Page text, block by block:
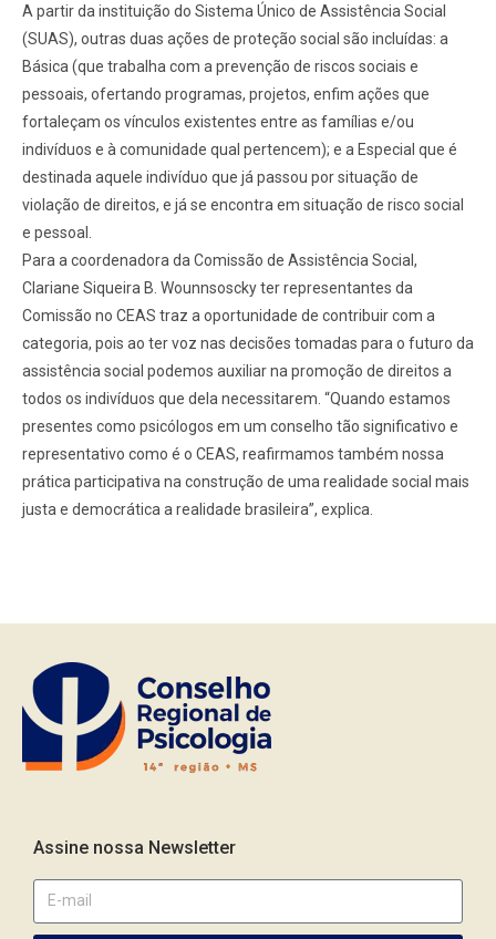
A partir da instituição do Sistema Único de Assistência Social
(SUAS), outras duas ações de proteção social são incluídas: a
Básica (que trabalha com a prevenção de riscos sociais e
pessoais, ofertando programas, projetos, enfim ações que
fortaleçam os vínculos existentes entre as famílias e/ou
indivíduos e à comunidade qual pertencem); e a Especial que é
destinada aquele indivíduo que já passou por situação de
violação de direitos, e já se encontra em situação de risco social
e pessoal.
Para a coordenadora da Comissão de Assistência Social,
Clariane Siqueira B. Wounnsoscky ter representantes da
Comissão no CEAS traz a oportunidade de contribuir com a
categoria, pois ao ter voz nas decisões tomadas para o futuro da
assistência social podemos auxiliar na promoção de direitos a
todos os indivíduos que dela necessitarem. “Quando estamos
presentes como psicólogos em um conselho tão significativo e
representativo como é o CEAS, reafirmamos também nossa
prática participativa na construção de uma realidade social mais
justa e democrática a realidade brasileira”, explica.
Assine nossa Newsletter